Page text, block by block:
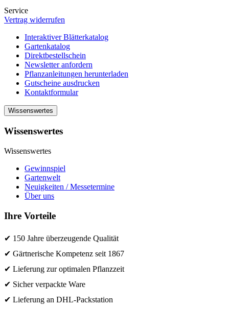
Service
Vertrag widerrufen
Interaktiver Blätterkatalog
Gartenkatalog
Direktbestellschein
Newsletter anfordern
Pflanzanleitungen herunterladen
Gutscheine ausdrucken
Kontaktformular
Wissenswertes
Wissenswertes
Wissenswertes
Gewinnspiel
Gartenwelt
Neuigkeiten / Messetermine
Über uns
Ihre Vorteile
✔ 150 Jahre überzeugende Qualität
✔ Gärtnerische Kompetenz seit 1867
✔ Lieferung zur optimalen Pflanzzeit
✔ Sicher verpackte Ware
✔ Lieferung an DHL-Packstation